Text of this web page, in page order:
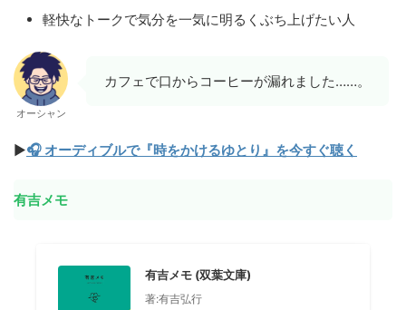
軽快なトークで気分を一気に明るくぶち上げたい人
オーシャン
カフェで口からコーヒーが漏れました……。
▶🎧 オーディブルで『時をかけるゆとり』を今すぐ聴く
有吉メモ
有吉メモ (双葉文庫)
著:有吉弘行